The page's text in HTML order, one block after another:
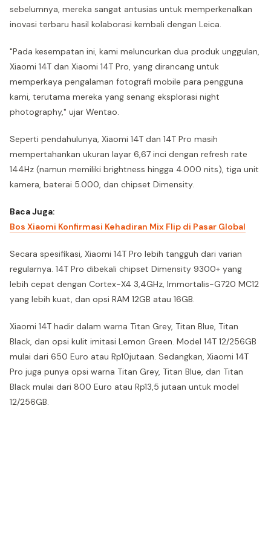
sebelumnya, mereka sangat antusias untuk memperkenalkan
inovasi terbaru hasil kolaborasi kembali dengan Leica.
"Pada kesempatan ini, kami meluncurkan dua produk unggulan,
Xiaomi 14T dan Xiaomi 14T Pro, yang dirancang untuk
memperkaya pengalaman fotografi mobile para pengguna
kami, terutama mereka yang senang eksplorasi night
photography," ujar Wentao.
Seperti pendahulunya, Xiaomi 14T dan 14T Pro masih
mempertahankan ukuran layar 6,67 inci dengan refresh rate
144Hz (namun memiliki brightness hingga 4.000 nits), tiga unit
kamera, baterai 5.000, dan chipset Dimensity.
Baca Juga:
Bos Xiaomi Konfirmasi Kehadiran Mix Flip di Pasar Global
Secara spesifikasi, Xiaomi 14T Pro lebih tangguh dari varian
regularnya. 14T Pro dibekali chipset Dimensity 9300+ yang
lebih cepat dengan Cortex-X4 3,4GHz, Immortalis-G720 MC12
yang lebih kuat, dan opsi RAM 12GB atau 16GB.
Xiaomi 14T hadir dalam warna Titan Grey, Titan Blue, Titan
Black, dan opsi kulit imitasi Lemon Green. Model 14T 12/256GB
mulai dari 650 Euro atau Rp10jutaan. Sedangkan, Xiaomi 14T
Pro juga punya opsi warna Titan Grey, Titan Blue, dan Titan
Black mulai dari 800 Euro atau Rp13,5 jutaan untuk model
12/256GB.